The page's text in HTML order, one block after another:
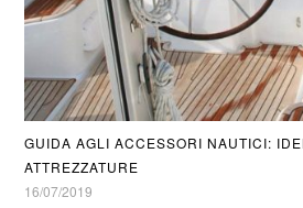
GUIDA AGLI ACCESSORI NAUTICI:
ATTREZZATURE
16/07/2019